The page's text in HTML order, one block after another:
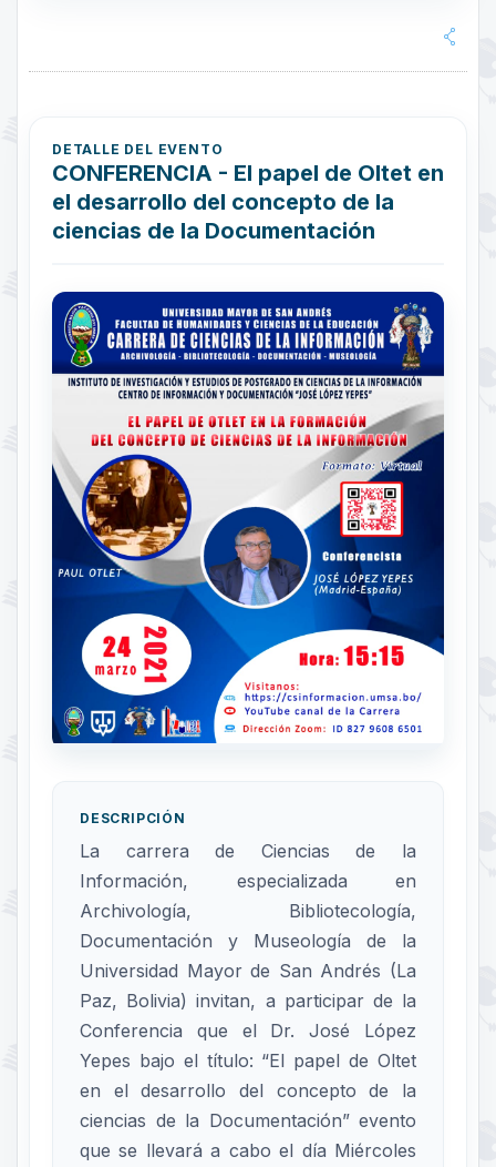
DETALLE DEL EVENTO
CONFERENCIA - El papel de Oltet en
el desarrollo del concepto de la
ciencias de la Documentación
DESCRIPCIÓN
La carrera de Ciencias de la
Información, especializada en
Archivología, Bibliotecología,
Documentación y Museología de la
Universidad Mayor de San Andrés (La
Paz, Bolivia) invitan, a participar de la
Conferencia que el Dr. José López
Yepes bajo el título: “El papel de Oltet
en el desarrollo del concepto de la
ciencias de la Documentación” evento
que se llevará a cabo el día Miércoles